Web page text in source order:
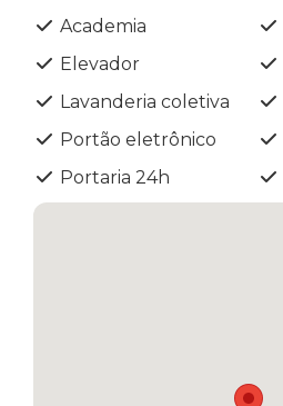
Academia
Elevador
Lavanderia coletiva
Portão eletrônico
Portaria 24h